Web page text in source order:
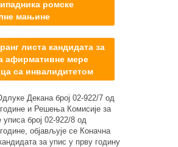
ромске
мањине
листа кандидата за
афирмативне мере
са инвалидитетом
Декана број 02-922/7 од
и Решења Комисије за
број 02-922/8 од
објављује се Коначна
за упис у прву годину